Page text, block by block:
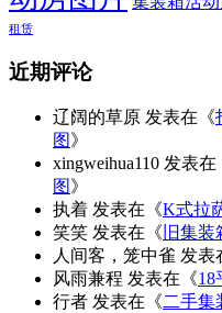
租赁
近期评论
辽阔的草原 发表在《
图》
xingweihua110 发表在
图》
执着 发表在《K式拉
笑笑 发表在《 旧集
人间客，笼中雀 发表
风雨兼程 发表在《18
行者 发表在《二手集